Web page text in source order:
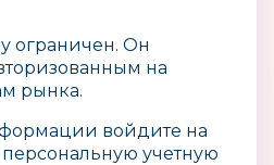
ограничен. Он
на
рынка.
войдите на
персональную учетную